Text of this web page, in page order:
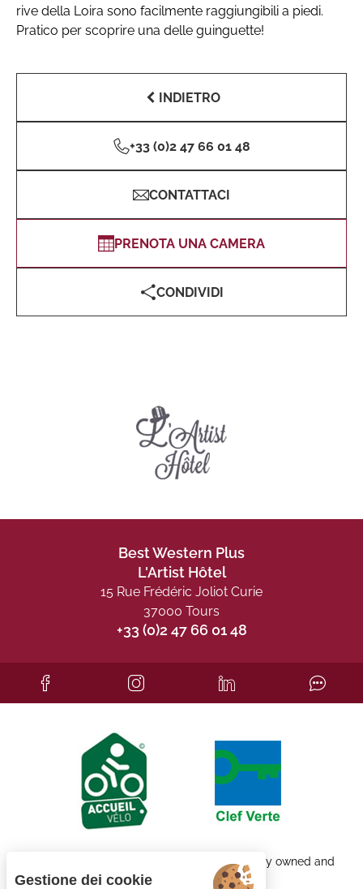
rive della Loira sono facilmente raggiungibili a piedi.
Pratico per scoprire una delle guinguette!
INDIETRO
+33 (0)2 47 66 01 48
CONTATTACI
PRENOTA UNA CAMERA
CONDIVIDI
Best Western Plus
L'Artist Hôtel
15 Rue Frédéric Joliot Curie
37000 Tours
+33 (0)2 47 66 01 48
Each BWH℠ Hotels property is independently owned and
Gestione dei cookie